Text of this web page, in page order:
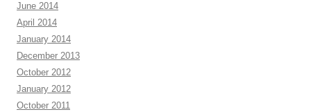
June 2014
April 2014
January 2014
December 2013
October 2012
January 2012
October 2011